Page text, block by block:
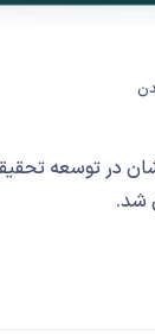
در توسعه
شد.